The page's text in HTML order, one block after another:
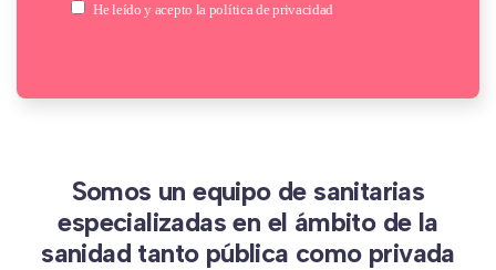
He leído y acepto la política de privacidad
Somos un equipo de sanitarias
especializadas en el ámbito de la
sanidad tanto pública como privada